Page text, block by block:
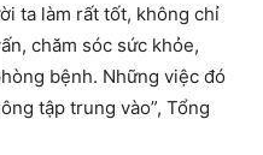
ta làm rất tốt, không chỉ
chăm sóc sức khỏe,
bệnh. Những việc đó
tập trung vào”, Tổng